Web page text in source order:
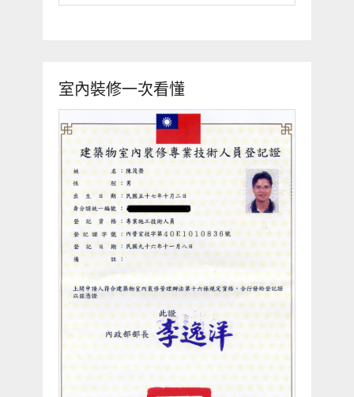
室內裝修一次看懂